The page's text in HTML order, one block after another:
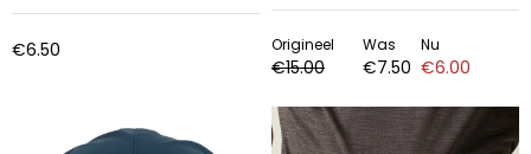
€6.50 Origineel
€15.00
Was
€7.50
Nu
€6.00